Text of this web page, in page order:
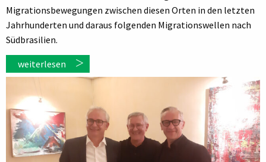
Migrationsbewegungen zwischen diesen Orten in den letzten
Jahrhunderten und daraus folgenden Migrationswellen nach
Südbrasilien.
weiterlesen